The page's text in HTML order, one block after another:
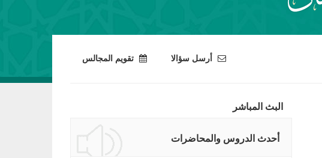
أرسل سؤالا تقويم المجالس
البث المباشر
أحدث الدروس والمحاضرات